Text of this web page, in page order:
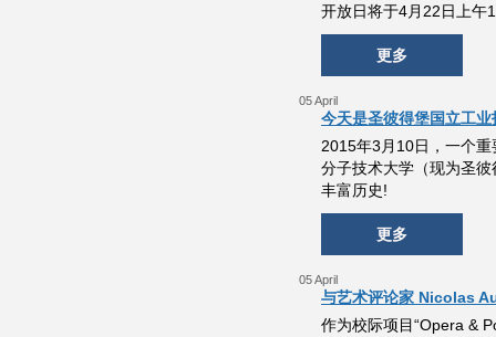
开放日将于4月22日上午
更多
05 April
今天是圣彼得堡国立工
2015年3月10日，一个
分子技术大学（现为圣
丰富历史!
更多
05 April
与艺术评论家 Nicolas
作为校际项目“Opera &